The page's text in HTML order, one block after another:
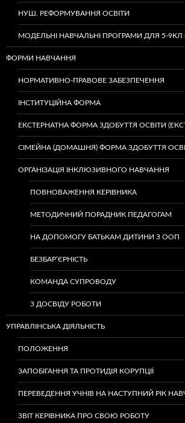
НУШ. РЕФОРМУВАННЯ ОСВІТИ
МОДЕЛЬНІ НАВЧАЛЬНІ ПРОГРАМИ ДЛЯ 5-
ФОРМИ НАВЧАННЯ
НОРМАТИВНО-ПРАВОВЕ ЗАБЕЗПЕЧЕННЯ
ІНСТИТУЦІЙНА ФОРМА
ЕКСТЕРНАТНА ФОРМА ЗДОБУТТЯ ОСВІТИ
СІМЕЙНА (ДОМАШНЯ) ФОРМА ЗДОБУТТЯ
ОРГАНІЗАЦІЯ ІНКЛЮЗИВНОГО НАВЧАННЯ
ПОВНОВАЖЕННЯ КЕРІВНИКА
МЕТОДИЧНИЙ ПОРАДНИК ПЕДАГОГАМ
НА ДОПОМОГУ БАТЬКАМ ДИТИНИ З ООП
БЕЗБАР’ЄРНІСТЬ
КОМАНДА СУПРОВОДУ
З ДОСВІДУ РОБОТИ
УПРАВЛІНСЬКА ДІЯЛЬНІСТЬ
ПОЛОЖЕННЯ
ЗАПОБІГАННЯ ТА ПРОТИДІЯ КОРУПЦІЇ
ПЕРЕВЕДЕННЯ УЧНІВ НА НАСТУПНИЙ РІК
ЗВІТ КЕРІВНИКА ПРО СВОЮ РОБОТУ